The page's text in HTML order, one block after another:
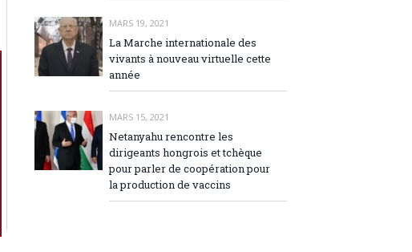
MARS 19, 2021
La Marche internationale des
vivants à nouveau virtuelle cette
année
MARS 15, 2021
Netanyahu rencontre les
dirigeants hongrois et tchèque
pour parler de coopération pour
la production de vaccins